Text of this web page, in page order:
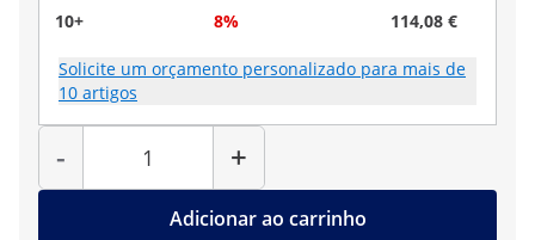
10+
8% 114,08 €
Solicite um orçamento personalizado para mais de
10 artigos
-
Quantidade
+
Adicionar ao carrinho